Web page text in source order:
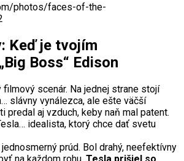
photos/faces-of-the-
Keď je tvojím
Boss“ Edison
scenár. Na jednej strane stojí
slávny vynálezca, ale ešte väčší
predal aj vzduch, keby naň mal patent.
idealista, ktorý chce dať svetu
prúd. Bol drahý, neefektívny